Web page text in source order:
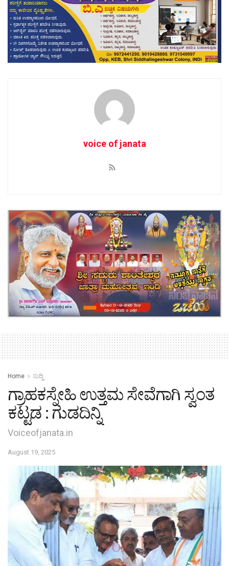
voice of janata
Home ಸುದ್ದಿ
ಗ್ರಾಹಕಸ್ನೇಹಿ ಉತ್ತಮ ಸೇವೆಗಾಗಿ ಸ್ವಂತ
ಕಟ್ಟಡ : ಗುಡದಿನ್ನಿ
Voiceofjanata.in
August 19, 2025